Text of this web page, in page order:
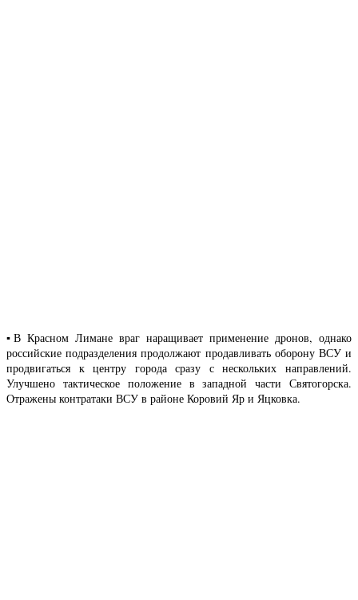
▪️В Красном Лимане враг наращивает применение дронов, однако
российские подразделения продолжают продавливать оборону ВСУ и
продвигаться к центру города сразу с нескольких направлений.
Улучшено тактическое положение в западной части Святогорска.
Отражены контратаки ВСУ в районе Коровий Яр и Яцковка.